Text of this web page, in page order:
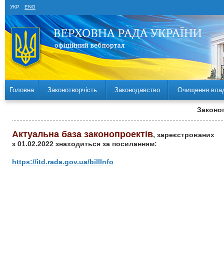
УКР ENG
Головна Законотворчість Законодавство Очищення
Актуальна база законопроектів, зареєстрованих
з 01.02.2022 знаходиться за посиланням:
https://itd.rada.gov.ua/billInfo